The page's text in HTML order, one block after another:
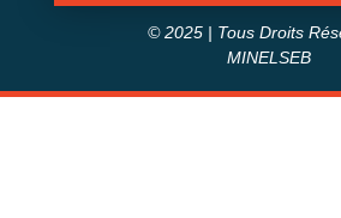
© 2025 | Tous Droits
MINELSEB